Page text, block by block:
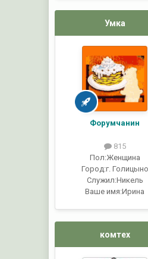
Умка
Форумчанин
815
Пол:Женщина
Город:г. Голицыно
Служил:Никель
Ваше имя:Ирина
комтех